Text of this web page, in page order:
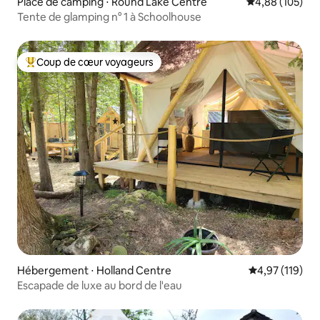
Tente de glamping n° 1 à Schoolhouse
Coups de cœur voyageurs les plus appréciés
Coup de cœur voyageurs
Hébergement ⋅ Holland Centre Évaluation
4,97 (119)
Escapade de luxe au bord de l'eau